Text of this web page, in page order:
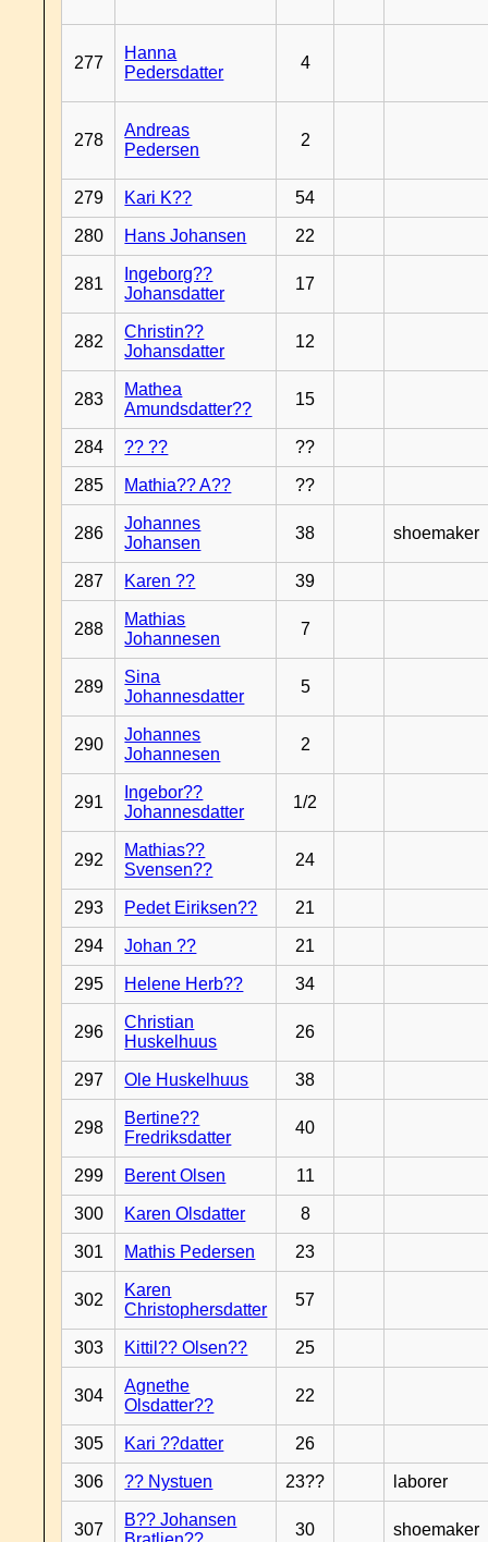
277
Hanna
Pedersdatter
4
278
Andreas
Pedersen
2
279 Kari K?? 54
280 Hans Johansen 22
281
Ingeborg??
Johansdatter
17
282
Christin??
Johansdatter
12
283
Mathea
Amundsdatter??
15
284 ?? ?? ??
285 Mathia?? A?? ??
286
Johannes
Johansen
38 shoemaker
287 Karen ?? 39
288
Mathias
Johannesen
7
289
Sina
Johannesdatter
5
290
Johannes
Johannesen
2
291
Ingebor??
Johannesdatter
1/2
292
Mathias??
Svensen??
24
293 Pedet Eiriksen?? 21
294 Johan ?? 21
295 Helene Herb?? 34
296
Christian
Huskelhuus
26
297 Ole Huskelhuus 38
298
Bertine??
Fredriksdatter
40
299 Berent Olsen 11
300 Karen Olsdatter 8
301 Mathis Pedersen 23
302
Karen
Christophersdatter
57
303 Kittil?? Olsen?? 25
304
Agnethe
Olsdatter??
22
305 Kari ??datter 26
306 ?? Nystuen 23?? laborer
307
B?? Johansen
30 shoemaker